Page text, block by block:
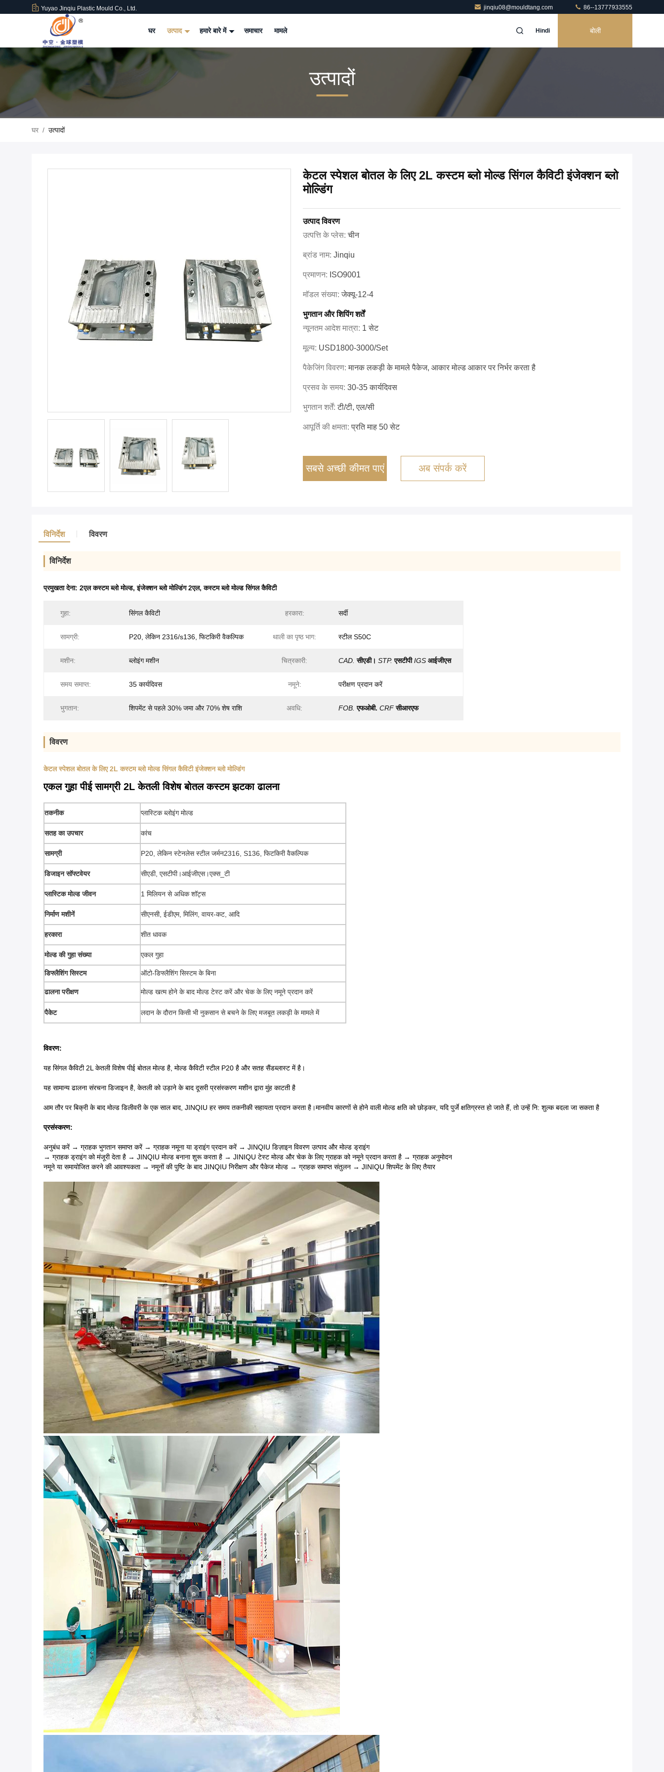
Yuyao Jinqiu Plastic Mould Co., Ltd. jinqiu08@mouldtang.com 86--13777933555
घर उत्पाद हमारे बारे में समाचार मामले Hindi बोली
उत्पादों
घर / उत्पादों
केटल स्पेशल बोतल के लिए 2L कस्टम ब्लो मोल्ड सिंगल कैविटी इंजेक्शन ब्लो
मोल्डिंग
उत्पाद विवरण
उत्पत्ति के प्लेस:चीन
ब्रांड नाम: Jinqiu
प्रमाणन: ISO9001
मॉडल संख्या:जेक्यू-12-4
भुगतान और शिपिंग शर्तें
न्यूनतम आदेश मात्रा: 1 सेट
मूल्य: USD1800-3000/set
पैकेजिंग विवरण:मानक लकड़ी के मामले पैकेज, आकार मोल्ड आकार पर निर्भर करता है
प्रसव के समय: 30-35 कार्यदिवस
भुगतान शर्तें:टी/टी, एल/सी
आपूर्ति की क्षमता:प्रति माह 50 सेट
सबसे अच्छी कीमत पाएं अब संपर्क करें
विनिर्देश विवरण
विनिर्देश
प्रमुखता देना: 2एल कस्टम ब्लो मोल्ड,इंजेक्शन ब्लो मोल्डिंग 2एल,कस्टम ब्लो मोल्ड सिंगल कैविटी
गुहा: सिंगल कैविटी हरकारा: सर्दी
सामग्री: P20, लेकिन 2316/s136, फिटकिरी वैकल्पिक थाली का पृष्ठ भाग: स्टील S50C
मशीन: ब्लोइंग मशीन चित्रकारी: CAD. सीएडी। STP. एसटीपी IGS आईजीएस
समय समाप्त: 35 कार्यदिवस नमूने: परीक्षण प्रदान करें
भुगतान: शिपमेंट से पहले 30% जमा और 70% शेष राशि अवधि: FOB. एफओबी. CRF सीआरएफ
विवरण
केटल स्पेशल बोतल के लिए 2L कस्टम ब्लो मोल्ड सिंगल कैविटी इंजेक्शन ब्लो मोल्डिंग
एकल गुहा पीई सामग्री 2L केतली विशेष बोतल कस्टम झटका ढालना
तकनीक प्लास्टिक ब्लोइंग मोल्ड
सतह का उपचार कांच
सामग्री P20, लेकिन स्टेनलेस स्टील जर्मन2316, S136, फिटकिरी वैकल्पिक
डिजाइन सॉफ्टवेयर सीएडी, एसटीपी।आईजीएस।एक्स_टी
प्लास्टिक मोल्ड जीवन 1 मिलियन से अधिक शॉट्स
निर्माण मशीनें सीएनसी, ईडीएम, मिलिंग, वायर-कट, आदि
हरकारा शीत धावक
मोल्ड की गुहा संख्या एकल गुहा
डिफ्लैशिंग सिस्टम ऑटो-डिफ्लैशिंग सिस्टम के बिना
ढालना परीक्षण मोल्ड खत्म होने के बाद मोल्ड टेस्ट करें और चेक के लिए नमूने प्रदान करें
पैकेट लदान के दौरान किसी भी नुकसान से बचने के लिए मजबूत लकड़ी के मामले में
विवरण:
यह सिंगल कैविटी 2L केतली विशेष पीई बोतल मोल्ड है, मोल्ड कैविटी स्टील P20 है और सतह सैंडब्लास्ट में है।
यह सामान्य ढालना संरचना डिजाइन है, केतली को उड़ाने के बाद दूसरी प्रसंस्करण मशीन द्वारा मुंह काटती है
आम तौर पर बिक्री के बाद मोल्ड डिलीवरी के एक साल बाद, JINQIU हर समय तकनीकी सहायता प्रदान करता है।मानवीय कारणों से होने वाली मोल्ड क्षति को छोड़कर, यदि पुर्जे क्षतिग्रस्त हो जाते हैं, तो उन्हें नि: शुल्क बदला जा सकता है
प्रसंस्करण:
अनुबंध करें → ग्राहक भुगतान समाप्त करें → ग्राहक नमूना या ड्राइंग प्रदान करें → JINQIU डिज़ाइन विवरण उत्पाद और मोल्ड ड्राइंग
→ ग्राहक ड्राइंग को मंजूरी देता है → JINQIU मोल्ड बनाना शुरू करता है → JINIQU टेस्ट मोल्ड और चेक के लिए ग्राहक को नमूने प्रदान करता है → ग्राहक अनुमोदन
नमूने या समायोजित करने की आवश्यकता → नमूनों की पुष्टि के बाद JINQIU निरीक्षण और पैकेज मोल्ड → ग्राहक समाप्त संतुलन → JINIQU शिपमेंट के लिए तैयार